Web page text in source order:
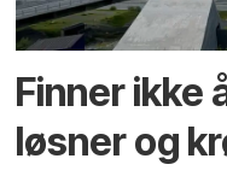
Finner ikke
løsner og